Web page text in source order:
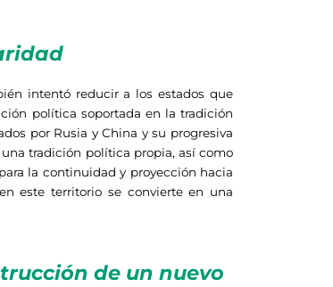
intentó reducir a los estados que
política soportada en la tradición
por Rusia y China y su progresiva
tradición política propia, así como
la continuidad y proyección hacia
este territorio se convierte en una
de un nuevo